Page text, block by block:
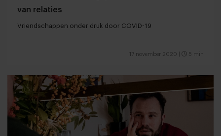
van relaties
Vriendschappen onder druk door COVID-19
17 november 2020 5 min